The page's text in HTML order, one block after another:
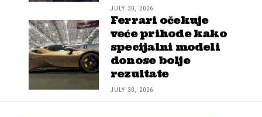
JULY 30, 2026
Ferrari očekuje
veće prihode kako
specijalni modeli
donose bolje
rezultate
JULY 30, 2026